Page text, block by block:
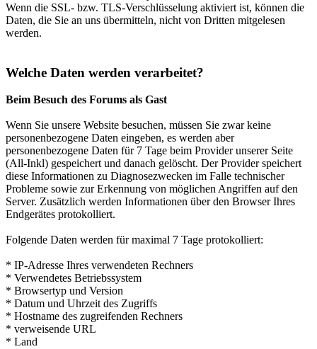
Wenn die SSL- bzw. TLS-Verschlüsselung aktiviert ist, können die
Daten, die Sie an uns übermitteln, nicht von Dritten mitgelesen
werden.
Welche Daten werden verarbeitet?
Beim Besuch des Forums als Gast
Wenn Sie unsere Website besuchen, müssen Sie zwar keine
personenbezogene Daten eingeben, es werden aber
personenbezogene Daten für 7 Tage beim Provider unserer Seite
(All-Inkl) gespeichert und danach gelöscht. Der Provider speichert
diese Informationen zu Diagnosezwecken im Falle technischer
Probleme sowie zur Erkennung von möglichen Angriffen auf den
Server. Zusätzlich werden Informationen über den Browser Ihres
Endgerätes protokolliert.
Folgende Daten werden für maximal 7 Tage protokolliert:
* IP-Adresse Ihres verwendeten Rechners
* Verwendetes Betriebssystem
* Browsertyp und Version
* Datum und Uhrzeit des Zugriffs
* Hostname des zugreifenden Rechners
* verweisende URL
* Land